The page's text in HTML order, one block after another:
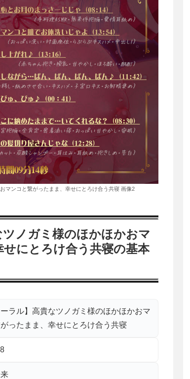
マンコと繋がったまま、幸せにとろけ合う共寝 画像2
ツノガミ様のほかほかおマ
にとろけ合う共寝の基本
ーラル】高貴なツノガミ様のほかほかおマ
ったまま、幸せにとろけ合う共寝